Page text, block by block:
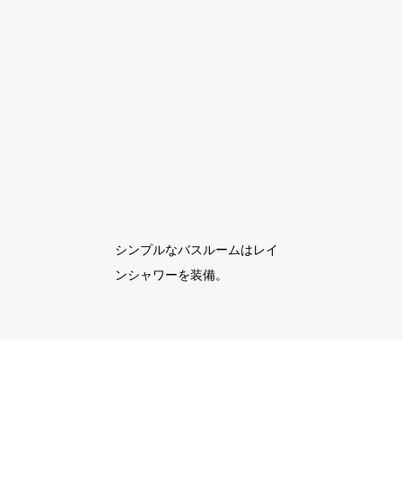
シンプルなバスルームはレイ
ンシャワーを装備。